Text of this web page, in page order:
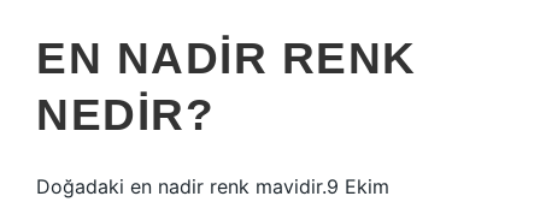
EN NADIR RENK
NEDIR?
Doğadaki en nadir renk mavidir.9 Ekim